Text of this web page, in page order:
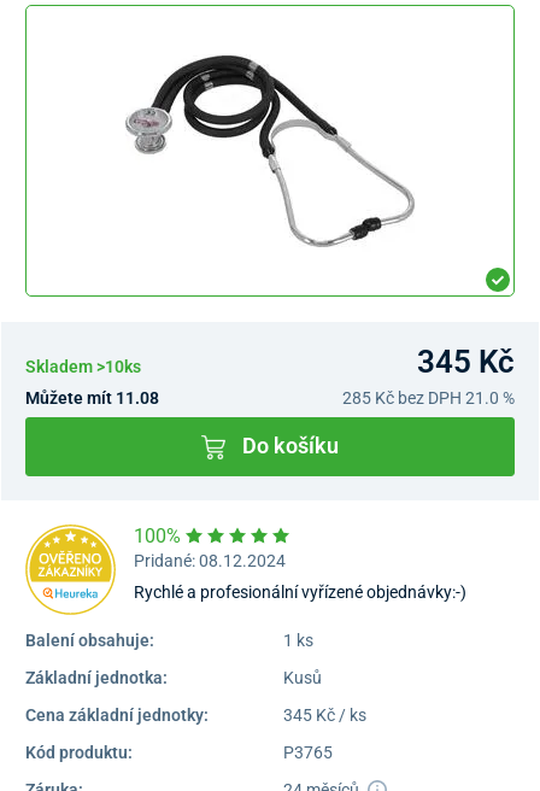
Skladem >10ks 345 Kč
Můžete mít 11.08 285 Kč bez DPH 21.0 %
Do košíku
100%
Pridané: 08.12.2024
Rychlé a profesionální vyřízené objednávky:-)
Balení obsahuje:
1 ks
Základní jednotka:
Kusů
Cena základní jednotky:
345 Kč / ks
Kód produktu:
P3765